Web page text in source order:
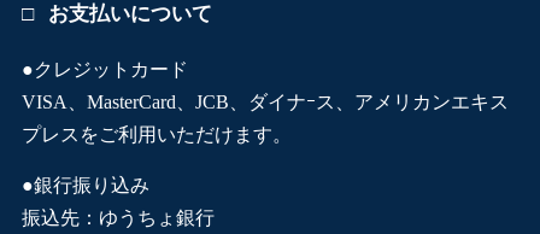
お支払いについて
●クレジットカード
VISA、MasterCard、JCB、ダイナｰス、アメリカンエキス
プレスをご利用いただけます。
●銀行振り込み
振込先：ゆうちょ銀行